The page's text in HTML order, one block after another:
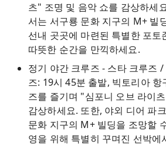
츠" 조명 및 음악 쇼를 감상하세
서는 서구룡 문화 지구의 M+ 빌
선내 곳곳에 마련된 특별한 포토
따뜻한 순간을 만끽하세요.
정기 야간 크루즈 - 스타 크루즈
즈: 19시 45분 출발, 빅토리아 항
즈를 즐기며 "심포니 오브 라이
감상하세요. 또한, 야외 디어 파
문화 지구의 M+ 빌딩을 조망할
영을 위해 특별히 꾸며진 선박에